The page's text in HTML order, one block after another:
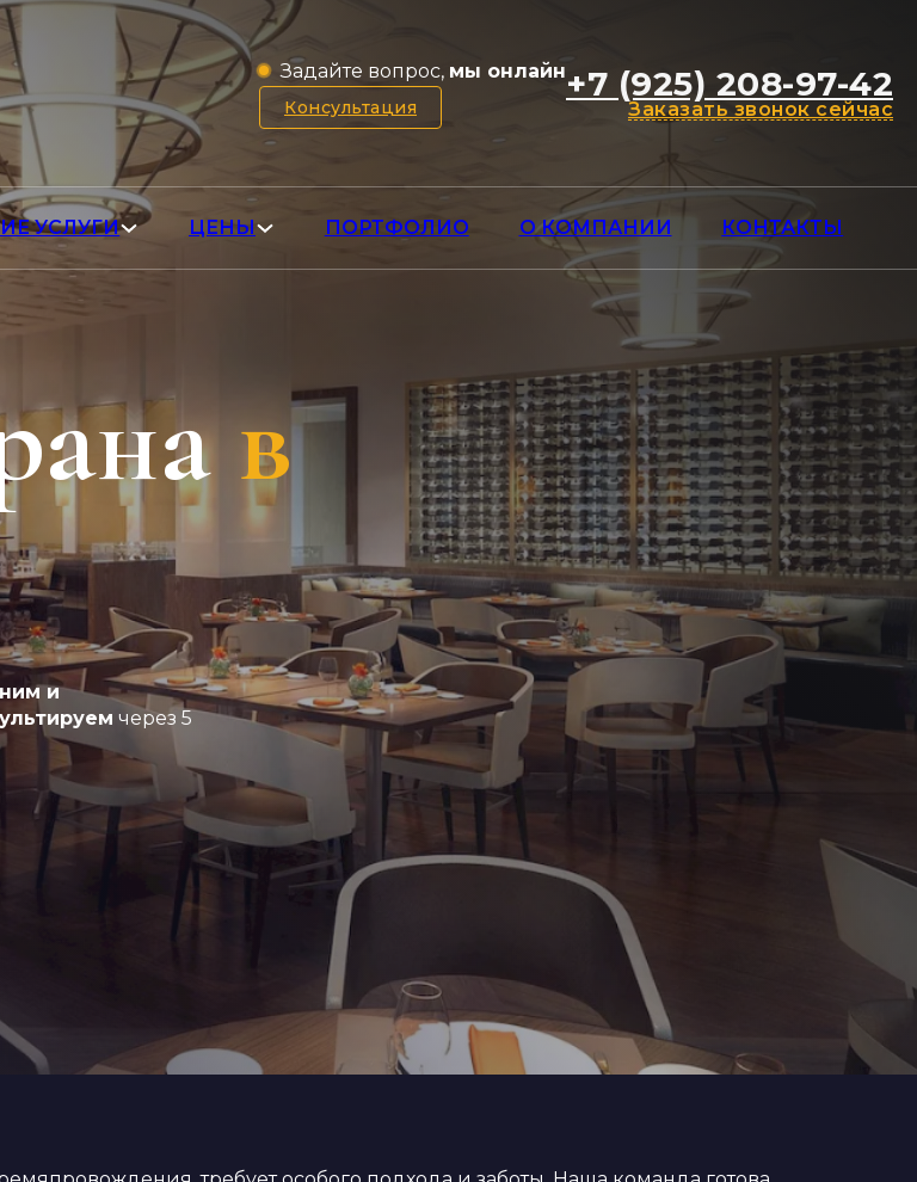
Задайте вопрос, мы онлайн
Консультация
+7 (925) 208-97-42
Заказать звонок сейчас
УСЛУГИ ЦЕНЫ ПОРТФОЛИО О КОМПАНИИ КОНТАКТЫ
в
и
через 5